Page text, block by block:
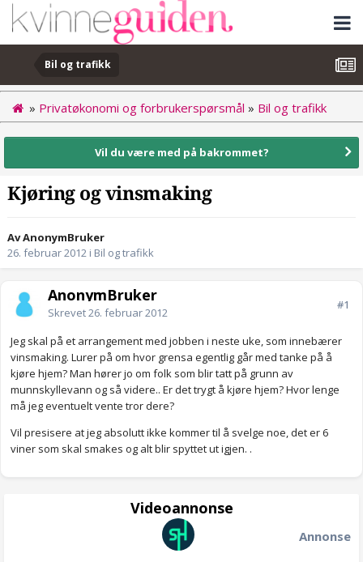
Bil og trafikk
» Privatøkonomi og forbrukerspørsmål » Bil og trafikk
Vil du være med på bakrommet?
Kjøring og vinsmaking
Av AnonymBruker
26. februar 2012 i Bil og trafikk
AnonymBruker
Skrevet26. februar 2012
#1
Jeg skal på et arrangement med jobben i neste uke, som innebærer
vinsmaking. Lurer på om hvor grensa egentlig går med tanke på å
kjøre hjem? Man hører jo om folk som blir tatt på grunn av
munnskyllevann og så videre.. Er det trygt å kjøre hjem? Hvor lenge
må jeg eventuelt vente tror dere?
Vil presisere at jeg absolutt ikke kommer til å svelge noe, det er 6
viner som skal smakes og alt blir spyttet ut igjen. .
Videoannonse
Annonse